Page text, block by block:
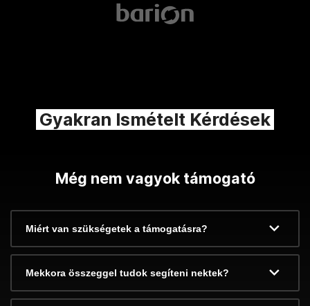
Gyakran Ismételt Kérdések
Még nem vagyok támogató
Miért van szükségetek a támogatásra?
Mekkora összeggel tudok segíteni nektek?